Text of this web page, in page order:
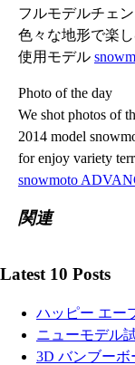
フルモデルチェ
色々な地形で楽
使用モデル
Photo of the day
We shot photos of
2014 model
for enjoy variety
snowmoto
関連
Latest 10 Posts
ハッピー エー
ニューモデル
3D バンブーボ